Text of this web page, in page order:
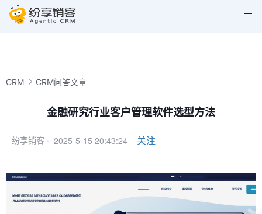
CRM CRM问答文章
金融研究行业客户管理软件选型方法
纷享销客 · 2025-5-15 20:43:24 关注